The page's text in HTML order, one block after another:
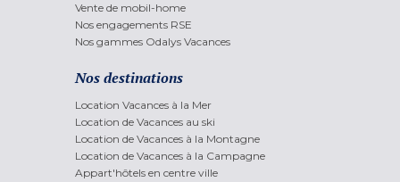
Vente de mobil-home
Nos engagements RSE
Nos gammes Odalys Vacances
Nos destinations
Location Vacances à la Mer
Location de Vacances au ski
Location de Vacances à la Montagne
Location de Vacances à la Campagne
Appart'hôtels en centre ville